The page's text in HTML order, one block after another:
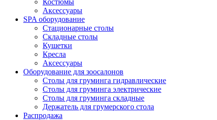
Костюмы
Аксессуары
SPA оборудование
Стационарные столы
Складные столы
Кушетки
Кресла
Аксессуары
Оборудование для зоосалонов
Столы для груминга гидравлические
Столы для груминга электрические
Столы для груминга складные
Держатель для грумерского стола
Распродажа